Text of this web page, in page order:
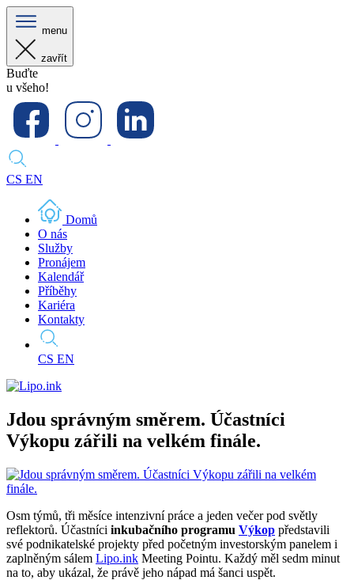
menu
zavřít
Buďte
u všeho!
CS EN
Domů
O nás
Služby
Pronájem
Kalendář
Příběhy
Kariéra
Kontakty
CS EN
Jdou správným směrem. Účastníci
Výkopu zářili na velkém finále.
Osm týmů, tři měsíce intenzivní práce a jeden večer pod světly
reflektorů. Účastníci inkubačního programu Výkop představili
své podnikatelské projekty před početným investorským panelem i
zaplněným sálem Lipo.ink Meeting Pointu. Každý měl sedm minut
na to, aby ukázal, že právě jeho nápad má šanci uspět.